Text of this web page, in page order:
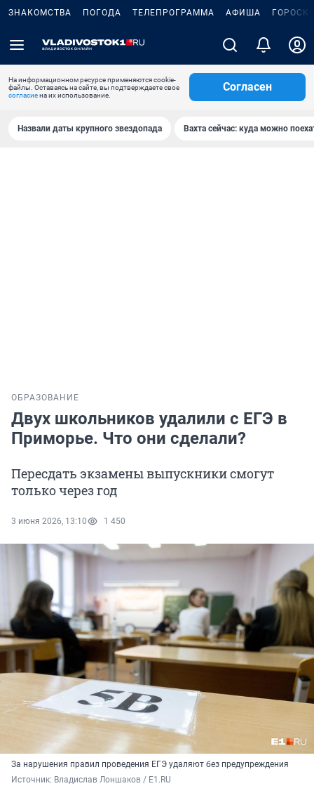
ЗНАКОМСТВА ПОГОДА ТЕЛЕПРОГРАММА АФИША
На информационном ресурсе применяются cookie-
файлы. Оставаясь на сайте, вы подтверждаете свое
согласиена их использование.
Согласен
Назвали даты крупного звездопада Вахта сейчас: куда можно
ОБРАЗОВАНИЕ
Двух школьников удалили с ЕГЭ в
Приморье. Что они сделали?
Пересдать экзамены выпускники смогут
только через год
3 июня 2026, 13:10 1 450
За нарушения правил проведения ЕГЭ удаляют без предупреждения
Источник: Владислав Лоншаков / E1.RU